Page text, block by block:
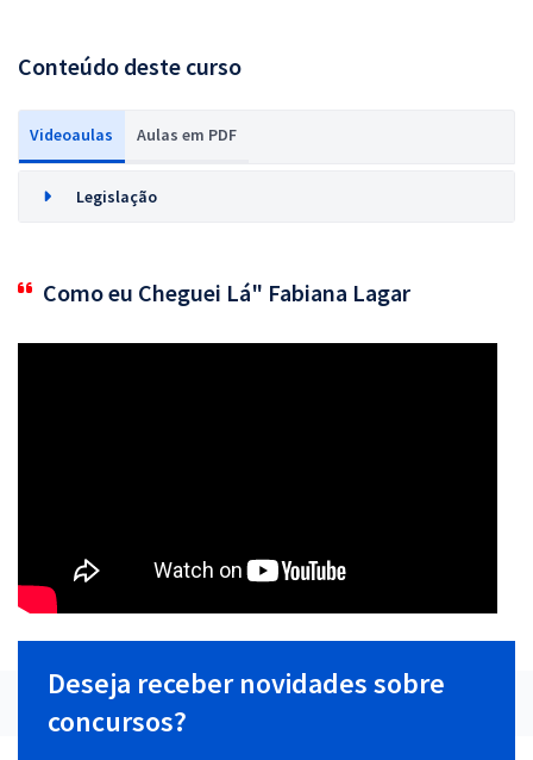
Conteúdo deste curso
Videoaulas Aulas em PDF
Legislação
Como eu Cheguei Lá" Fabiana Lagar
Deseja receber novidades sobre
concursos?